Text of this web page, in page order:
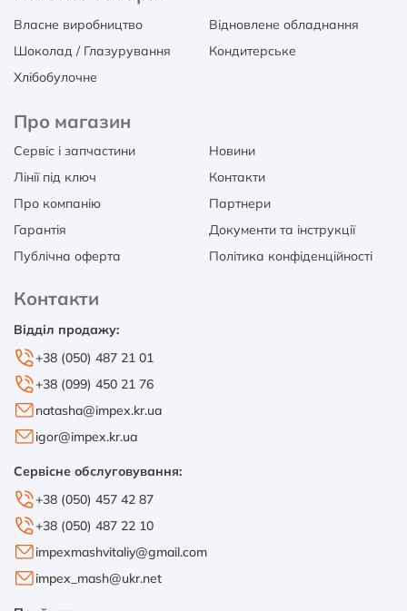
Власне виробництво
Відновлене обладнання
Шоколад / Глазурування
Кондитерське
Хлібобулочне
Про магазин
Сервіс і запчастини
Новини
Лінії під ключ
Контакти
Про компанію
Партнери
Гарантія
Документи та інструкції
Публічна оферта
Політика конфіденційності
Контакти
Відділ продажу:
+38 (050) 487 21 01
+38 (099) 450 21 76
natasha@impex.kr.ua
igor@impex.kr.ua
Сервісне обслуговування:
+38 (050) 457 42 87
+38 (050) 487 22 10
impexmashvitaliy@gmail.com
impex_mash@ukr.net